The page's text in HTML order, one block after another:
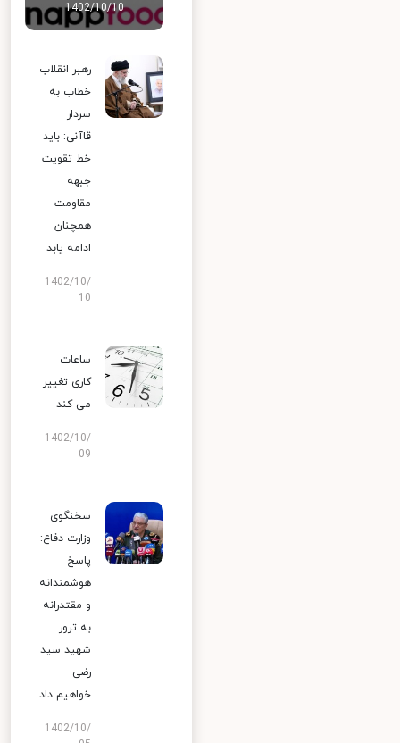
1402/10/10
رهبر انقلاب
خطاب به
سردار
قاآنی: باید
خط تقویت
جبهه
مقاومت
همچنان
ادامه یابد
1402/10/
10
ساعات
کاری تغییر
می‌ کند
1402/10/
09
سخنگوی
وزارت دفاع:
پاسخ
هوشمندانه
و مقتدرانه
به ترور
شهید سید
رضی
خواهیم داد
1402/10/